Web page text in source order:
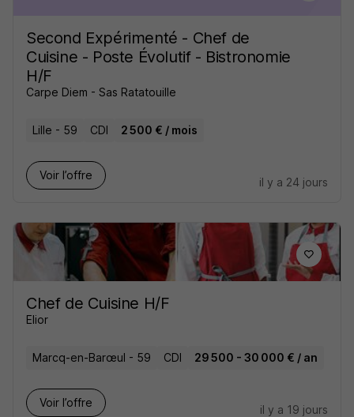
Second Expérimenté - Chef de
Cuisine - Poste Évolutif - Bistronomie
H/F
Carpe Diem - Sas Ratatouille
Lille - 59 CDI 2 500 € / mois
Voir l’offre
il y a 24 jours
Chef de Cuisine H/F
Elior
Marcq-en-Barœul - 59 CDI 29 500 - 30 000 € / an
Voir l’offre
il y a 19 jours